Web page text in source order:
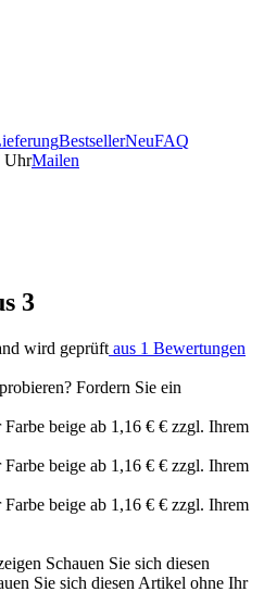
BestsellerNeuFAQ
UhrMailen
3
wird geprüft aus 1 Bewertungen
Fordern Sie ein
Schauen Sie sich diesen
Sie sich diesen Artikel ohne Ihr